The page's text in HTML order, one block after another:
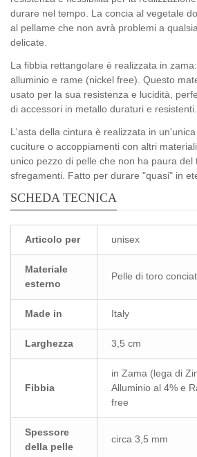
durare nel tempo. La concia al vegetale
al pellame che non avrà problemi a
delicate.
La fibbia rettangolare è realizzata in
alluminio e rame (nickel free). Questo
usato per la sua resistenza e lucidità,
di accessori in metallo duraturi e resistenti.
L'asta della cintura è realizzata in
cuciture o accoppiamenti con altri
unico pezzo di pelle che non ha paura del
sfregamenti. Fatto per durare "quasi" in
SCHEDA TECNICA
Articolo per unisex
Materiale
esterno
Pelle di toro
Made in Italy
Larghezza 3,5 cm
Fibbia
in Zama (lega di
Alluminio al 4% e
free
Spessore
della pelle
circa 3,5 mm